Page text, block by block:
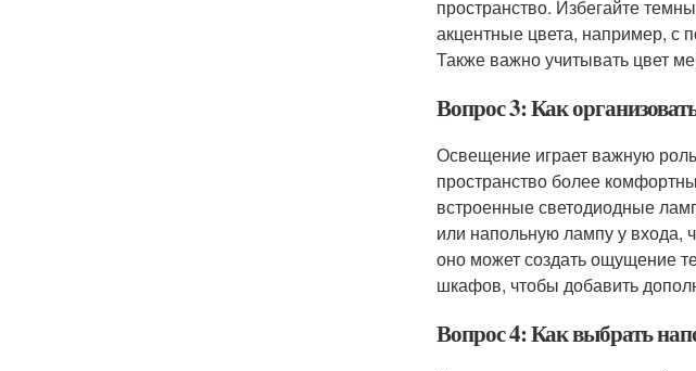
пространство. Избегайте
акцентные цвета, например, с
Также важно учитывать цвет
Вопрос 3: Как
Освещение играет важную
пространство более
встроенные светодиодные
или напольную лампу у входа,
оно может создать ощущение
шкафов, чтобы добавить
Вопрос 4: Как выбрать